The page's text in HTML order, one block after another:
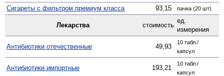
Сигареты с фильтром премиум класса 93,15 пачка (20 шт)
Лекарства стоимость
ед.
измерения
Антибиотики отечественные 49,93
10 табл./
капсул
Антибиотики импортные 193,21
10 табл./
капсул